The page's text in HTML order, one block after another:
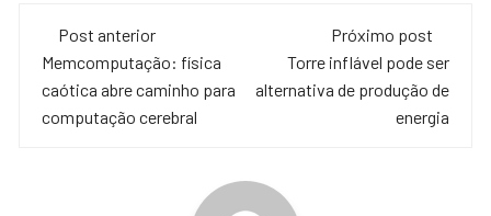
e
b
o
er s
A
p
Navegação
de
post
Post anterior
Memcomputação: física
caótica abre caminho para
computação cerebral
Próximo post
Torre inflável pode ser
alternativa de produção de
energia